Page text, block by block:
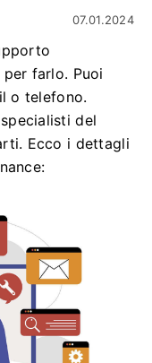
07.01.2024
farlo. Puoi
o telefono.
del
Ecco i dettagli